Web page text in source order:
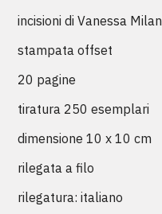
incisioni di Vanessa Milan
stampata offset
20 pagine
tiratura 250 esemplari
dimensione 10 x 10 cm
rilegata a filo
rilegatura: italiano